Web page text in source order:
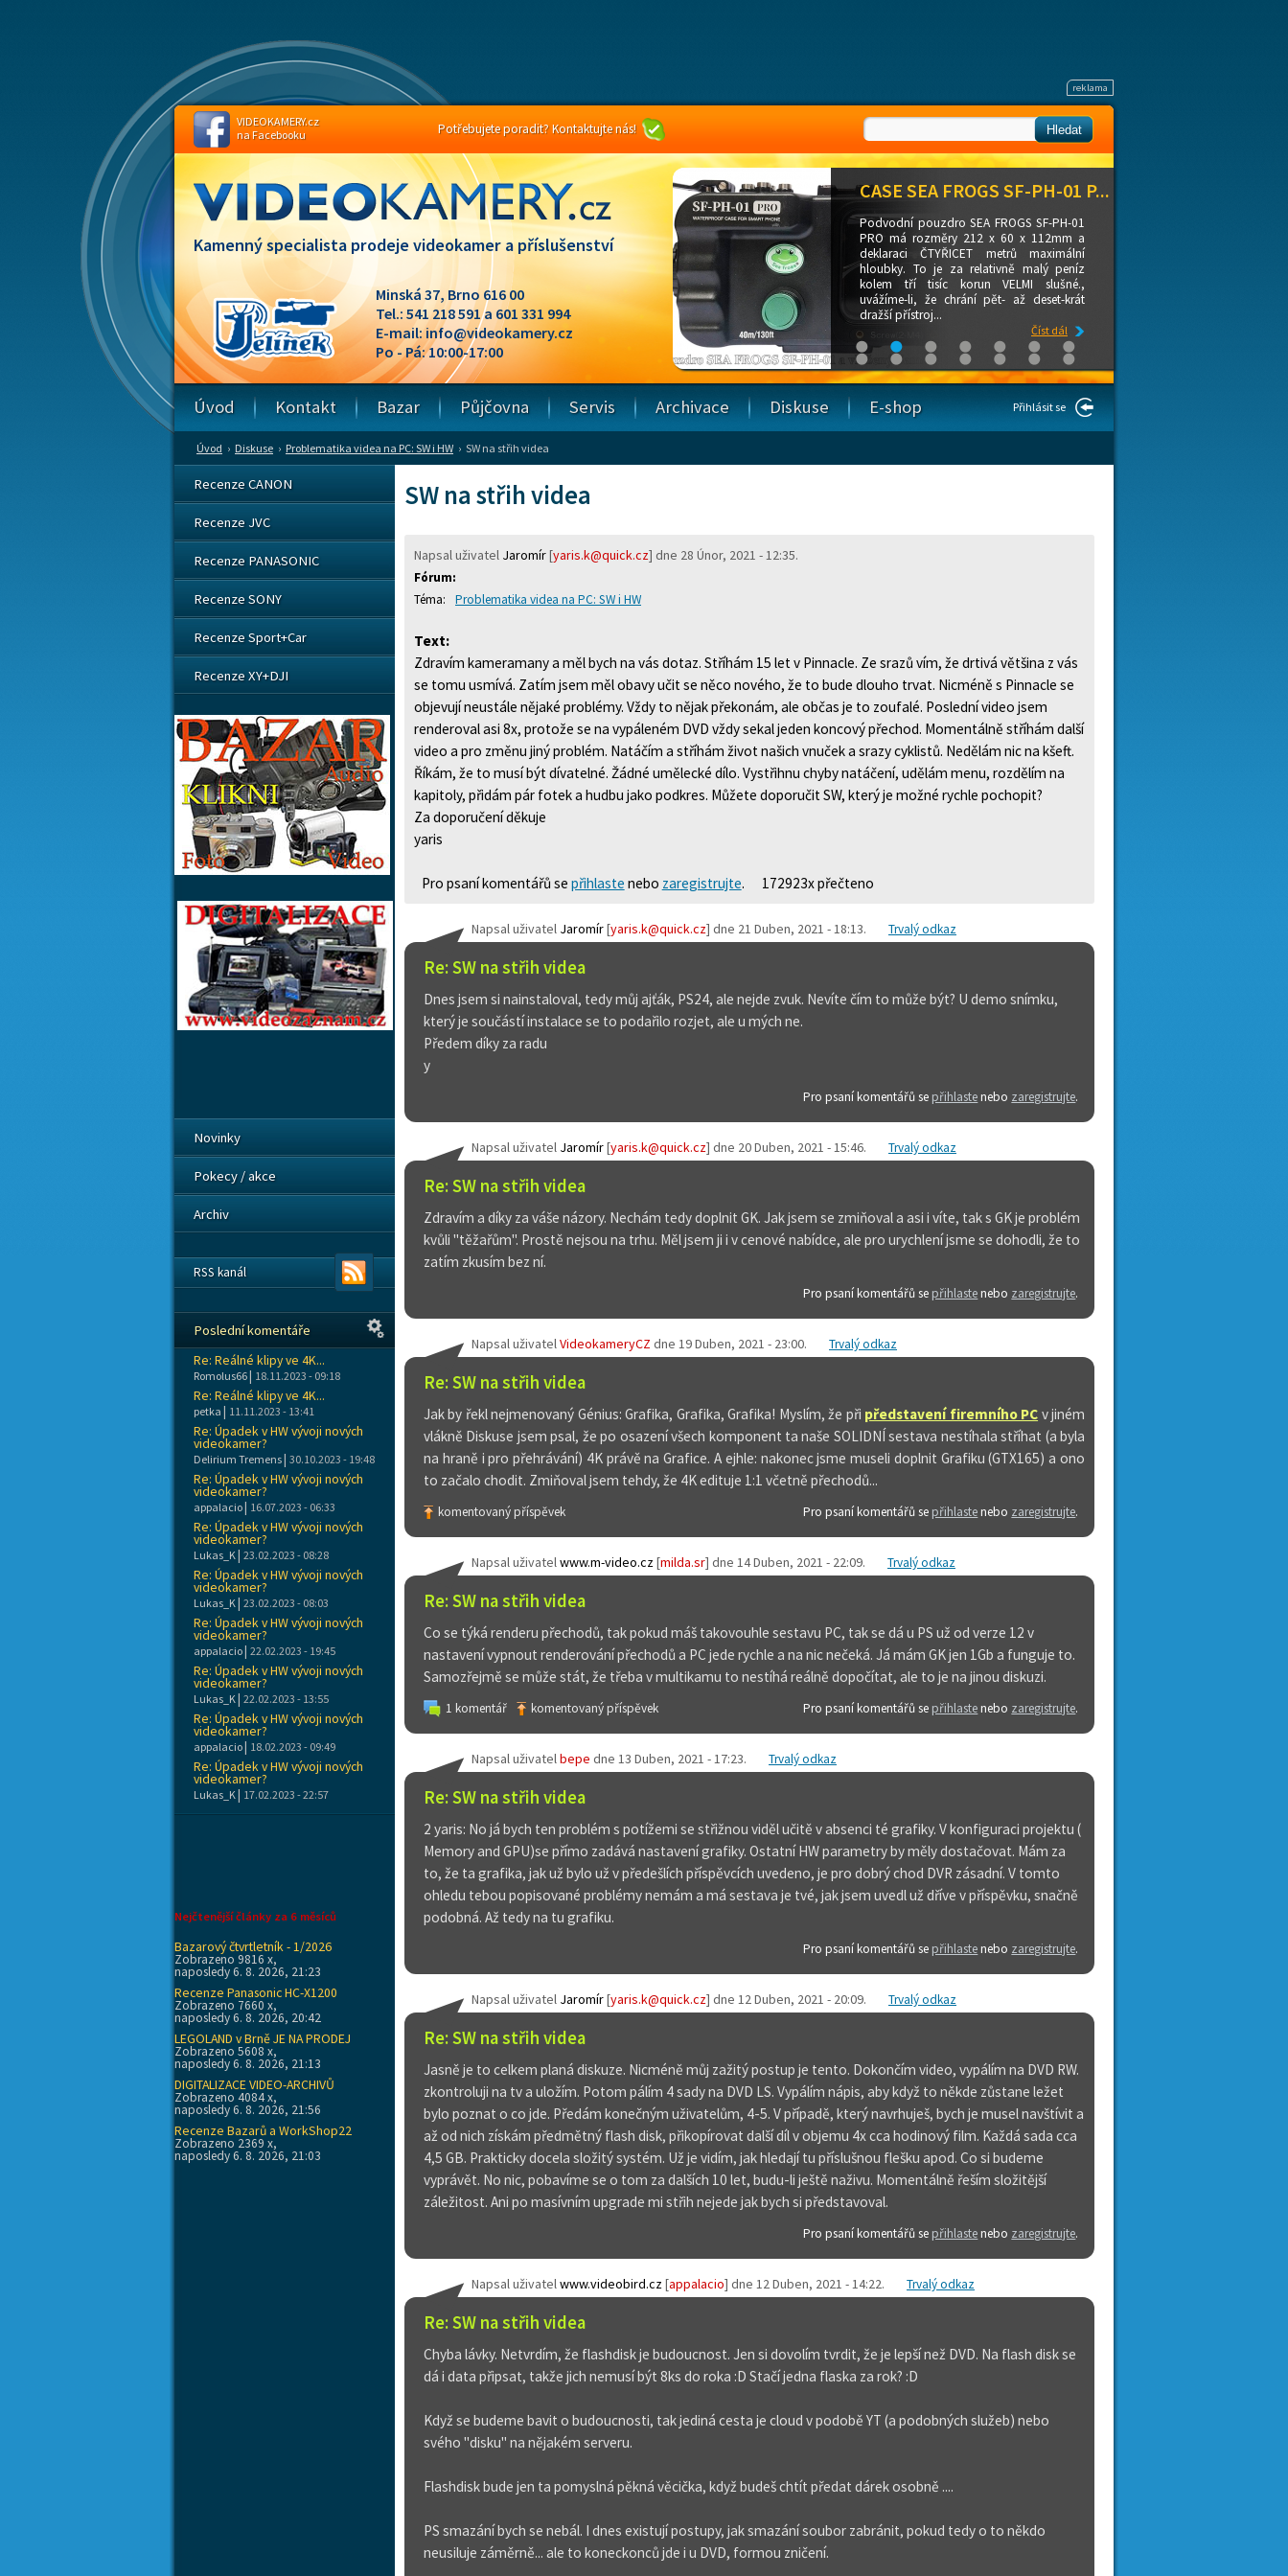
Kamenný specialista prodeje videokamer a příslušenství
Minská 37, Brno 616 00
Tel.: 541 218 591 a 601 331 994
E-mail:info@videokamery.cz
Po - Pá: 10:00-17:00
Úvod › Diskuse › Problematika videa na PC: SW i HW › SW na střih videa
SW na střih videa
Napsal uživatel Jaromír[yaris.k@quick.cz] dne 28 Únor, 2021 - 12:35.
Fórum:
Problematika videa na PC: SW i HW
Text:
Zdravím kameramany a měl bych na vás dotaz. Stříhám 15 let v Pinnacle. Ze srazů vím, že drtivá většina z vás
se tomu usmívá. Zatím jsem měl obavy učit se něco nového, že to bude dlouho trvat. Nicméně s Pinnacle se
objevují neustále nějaké problémy. Vždy to nějak překonám, ale občas je to zoufalé. Poslední video jsem
renderoval asi 8x, protože se na vypáleném DVD vždy sekal jeden koncový přechod. Momentálně stříhám další
video a pro změnu jiný problém. Natáčím a stříhám život našich vnuček a srazy cyklistů. Nedělám nic na kšeft.
Říkám, že to musí být dívatelné. Žádné umělecké dílo. Vystřihnu chyby natáčení, udělám menu, rozdělím na
kapitoly, přidám pár fotek a hudbu jako podkres. Můžete doporučit SW, který je možné rychle pochopit?
Za doporučení děkuje
yaris
Pro psaní komentářů se přihlaste nebo zaregistrujte. 172923x přečteno
Re: SW na střih videa
Napsal uživatel Jaromír[yaris.k@quick.cz] dne 21 Duben, 2021 - 18:13. Trvalý odkaz
Dnes jsem si nainstaloval, tedy můj ajťák, PS24, ale nejde zvuk. Nevíte čím to může být? U demo snímku,
který je součástí instalace se to podařilo rozjet, ale u mých ne.
Předem díky za radu
y
Pro psaní komentářů se přihlastenebo zaregistrujte.
Re: SW na střih videa
Napsal uživatel Jaromír[yaris.k@quick.cz] dne 20 Duben, 2021 - 15:46. Trvalý odkaz
Zdravím a díky za váše názory. Nechám tedy doplnit GK. Jak jsem se zmiňoval a asi i víte, tak s GK je problém
kvůli "těžařům". Prostě nejsou na trhu. Měl jsem ji i v cenové nabídce, ale pro urychlení jsme se dohodli, že to
zatím zkusím bez ní.
Pro psaní komentářů se přihlastenebo zaregistrujte.
Re: SW na střih videa
Napsal uživatelVideokameryCZ dne 19 Duben, 2021 - 23:00. Trvalý odkaz
Jak by řekl nejmenovaný Génius: Grafika, Grafika, Grafika! Myslím, že při představení firemního PC v jiném
vlákně Diskuse jsem psal, že po osazení všech komponent ta naše SOLIDNÍ sestava nestíhala stříhat (a byla
na hraně i pro přehrávání) 4K právě na Grafice. A ejhle: nakonec jsme museli doplnit Grafiku (GTX165)a ono
to začalo chodit. Zmiňoval jsem tehdy, že 4K edituje 1:1 včetně přechodů...
Pro psaní komentářů se přihlastenebo zaregistrujte.
komentovaný příspěvek
Re: SW na střih videa
Napsal uživatelwww.m-video.cz[milda.sr] dne 14 Duben, 2021 - 22:09. Trvalý odkaz
Co se týká renderu přechodů, tak pokud máš takovouhle sestavu PC, tak se dá u PS už od verze 12 v
nastavení vypnout renderování přechodů a PC jede rychle a na nic nečeká. Já mám GK jen 1Gb a funguje to.
Samozřejmě se může stát, že třeba v multikamu to nestíhá reálně dopočítat, ale to je na jinou diskuzi.
Pro psaní komentářů se přihlastenebo zaregistrujte.
1 komentář komentovaný příspěvek
Re: SW na střih videa
Napsal uživatelbepe dne 13 Duben, 2021 - 17:23. Trvalý odkaz
2 yaris: No já bych ten problém s potížemi se střižnou viděl učitě v absenci té grafiky. V konfiguraci projektu (
Memory and GPU)se přímo zadává nastavení grafiky. Ostatní HW parametry by měly dostačovat. Mám za
to, že ta grafika, jak už bylo už v předešlích příspěvcích uvedeno, je pro dobrý chod DVR zásadní. V tomto
ohledu tebou popisované problémy nemám a má sestava je tvé, jak jsem uvedl už dříve v příspěvku, snačně
podobná. Až tedy na tu grafiku.
Pro psaní komentářů se přihlastenebo zaregistrujte.
Re: SW na střih videa
Napsal uživatel Jaromír[yaris.k@quick.cz] dne 12 Duben, 2021 - 20:09. Trvalý odkaz
Jasně je to celkem planá diskuze. Nicméně můj zažitý postup je tento. Dokončím video, vypálím na DVD RW.
zkontroluji na tv a uložím. Potom pálím 4 sady na DVD LS. Vypálím nápis, aby když to někde zůstane ležet
bylo poznat o co jde. Předám konečným uživatelům, 4-5. V případě, který navrhuješ, bych je musel navštívit a
až od nich získám předmětný flash disk, přikopírovat další díl v objemu 4x cca hodinový film. Každá sada cca
4,5 GB. Prakticky docela složitý systém. Už je vidím, jak hledají tu příslušnou flešku apod. Co si budeme
vyprávět. No nic, pobavíme se o tom za dalších 10 let, budu-li ještě naživu. Momentálně řeším složitější
záležitost. Ani po masívním upgrade mi střih nejede jak bych si představoval.
Pro psaní komentářů se přihlastenebo zaregistrujte.
Re: SW na střih videa
Napsal uživatelwww.videobird.cz[appalacio] dne 12 Duben, 2021 - 14:22. Trvalý odkaz
Chyba lávky. Netvrdím, že flashdisk je budoucnost. Jen si dovolím tvrdit, že je lepší než DVD. Na flash disk se
dá i data připsat, takže jich nemusí být 8ks do roka :D Stačí jedna flaska za rok? :D
Když se budeme bavit o budoucnosti, tak jediná cesta je cloud v podobě YT (a podobných služeb) nebo
svého "disku" na nějakém serveru.
Flashdisk bude jen ta pomyslná pěkná věcička, když budeš chtít předat dárek osobně ....
PS smazání bych se nebál. I dnes existují postupy, jak smazání soubor zabránit, pokud tedy o to někdo
neusiluje záměrně... ale to koneckonců jde i u DVD, formou zničení.
Recenze CANON
Recenze JVC
Recenze PANASONIC
Recenze SONY
Recenze Sport+Car
Recenze XY+DJI
Novinky
Pokecy / akce
Archiv
RSS kanál
Poslední komentáře
Re: Reálné klipy ve 4K...
Romolus66| 18.11.2023 - 09:18
Re: Reálné klipy ve 4K...
petka | 11.11.2023 - 13:41
Re: Úpadek v HW vývoji nových
videokamer?
Delirium Tremens| 30.10.2023 - 19:48
Re: Úpadek v HW vývoji nových
videokamer?
appalacio| 16.07.2023 - 06:33
Re: Úpadek v HW vývoji nových
videokamer?
Lukas_K | 23.02.2023 - 08:28
Re: Úpadek v HW vývoji nových
videokamer?
Lukas_K | 23.02.2023 - 08:03
Re: Úpadek v HW vývoji nových
videokamer?
appalacio| 22.02.2023 - 19:45
Re: Úpadek v HW vývoji nových
videokamer?
Lukas_K | 22.02.2023 - 13:55
Re: Úpadek v HW vývoji nových
videokamer?
appalacio| 18.02.2023 - 09:49
Re: Úpadek v HW vývoji nových
videokamer?
Lukas_K | 17.02.2023 - 22:57
Nejčtenější články za 6 měsíců
Bazarový čtvrtletník - 1/2026
Zobrazeno 9816 x,
naposledy 6. 8. 2026, 21:23
Recenze Panasonic HC-X1200
Zobrazeno 7660 x,
naposledy 6. 8. 2026, 20:42
LEGOLAND v Brně JE NA PRODEJ
Zobrazeno 5608 x,
naposledy 6. 8. 2026, 21:13
DIGITALIZACE VIDEO-ARCHIVŮ
Zobrazeno 4084 x,
naposledy 6. 8. 2026, 21:56
Recenze Bazarů a WorkShop22
Zobrazeno 2369 x,
naposledy 6. 8. 2026, 21:03
Přihlásit se
Úvod Kontakt Bazar Půjčovna Servis Archivace Diskuse E-shop
CASE SEA FROGS SF-PH-01 P...
Podvodní pouzdro SEA FROGS SF-PH-01
PRO má rozměry 212 x 60 x 112mm a
deklaraci ČTYŘICET metrů maximální
hloubky. To je za relativně malý peníz
kolem tří tisíc korun VELMI slušné.,
uvážíme-li, že chrání pět- až deset-krát
dražší přístroj...
Číst dál
VIDEOKAMERY.cz
na Facebooku
Potřebujete poradit? Kontaktujte nás!